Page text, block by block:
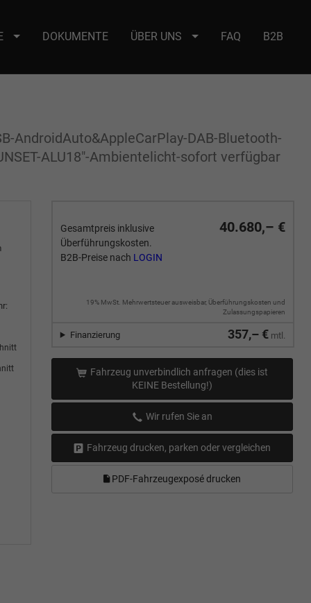
DOKUMENTE ÜBER UNS FAQ B2B
AndroidAuto&AppleCarPlay-DAB-Bluetooth-
ALU18"-Ambientelicht-sofort verfügbar
Gesamtpreis inklusive
Überführungskosten.
B2B-Preise nach LOGIN
40.680,– €
19% MwSt. Mehrwertsteuer ausweisbar, Überführungskosten und
Zulassungspapieren
357,– € mtl.
Finanzierung
Fahrzeug unverbindlich anfragen (dies ist
KEINE Bestellung!)
Wir rufen Sie an
Fahrzeug drucken, parken oder vergleichen
PDF-Fahrzeugexposé drucken